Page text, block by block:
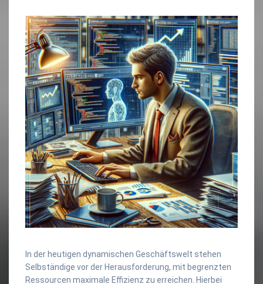
In der heutigen dynamischen Geschäftswelt stehen
Selbständige vor der Herausforderung, mit begrenzten
Ressourcen maximale Effizienz zu erreichen. Hierbei